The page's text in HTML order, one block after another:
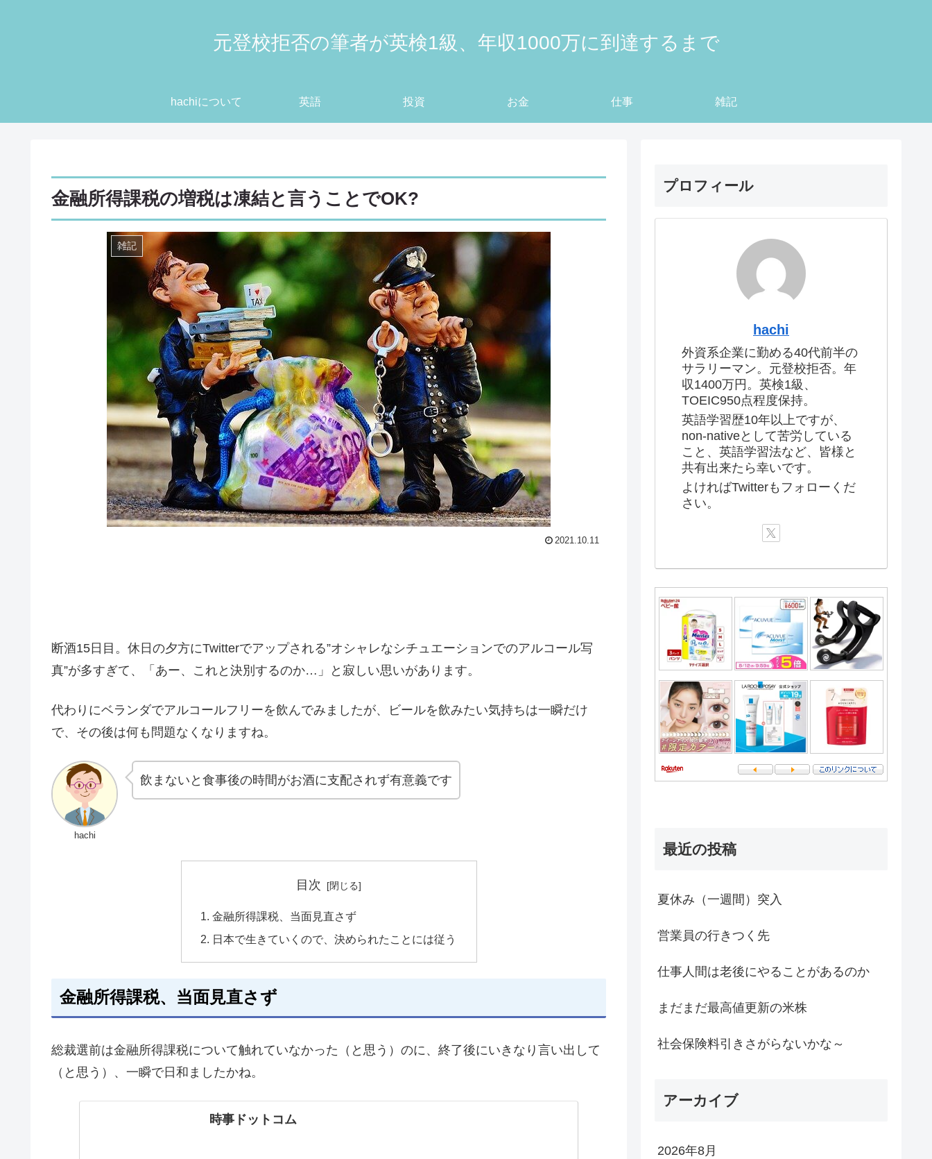
元登校拒否の筆者が英検1級、年収1000万に到達するまで
hachiについて 英語 投資 お金 仕事 雑記
金融所得課税の増税は凍結と言うことでOK?
雑記
2021.10.11
断酒15日目。休日の夕方にTwitterでアップされる”オシャレなシチュエーションでのアルコール写
真”が多すぎて、「あー、これと決別するのか…」と寂しい思いがあります。
代わりにベランダでアルコールフリーを飲んでみましたが、ビールを飲みたい気持ちは一瞬だけ
で、その後は何も問題なくなりますね。
hachi
飲まないと食事後の時間がお酒に支配されず有意義です
目次
金融所得課税、当面見直さず
日本で生きていくので、決められたことには従う
金融所得課税、当面見直さず
総裁選前は金融所得課税について触れていなかった（と思う）のに、終了後にいきなり言い出して
（と思う）、一瞬で日和ましたかね。
時事ドットコム
プロフィール
hachi
外資系企業に勤める40代前半の
サラリーマン。元登校拒否。年
収1400万円。英検1級、
TOEIC950点程度保持。
英語学習歴10年以上ですが、
non-nativeとして苦労している
こと、英語学習法など、皆様と
共有出来たら幸いです。
よければTwitterもフォローくだ
さい。
最近の投稿
夏休み（一週間）突入
営業員の行きつく先
仕事人間は老後にやることがあるのか
まだまだ最高値更新の米株
社会保険料引きさがらないかな～
アーカイブ
2026年8月